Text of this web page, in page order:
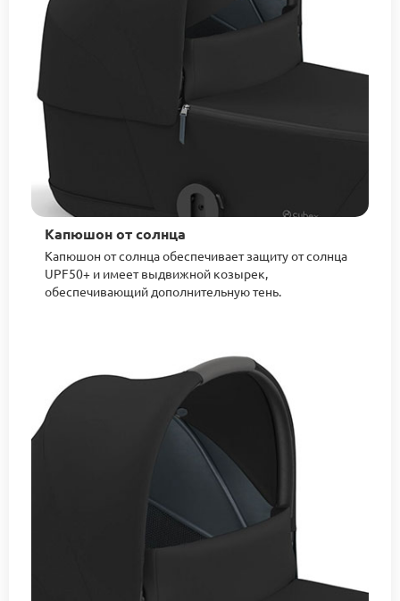
Капюшон от солнца
Капюшон от солнца обеспечивает защиту от солнца
UPF50+ и имеет выдвижной козырек,
обеспечивающий дополнительную тень.